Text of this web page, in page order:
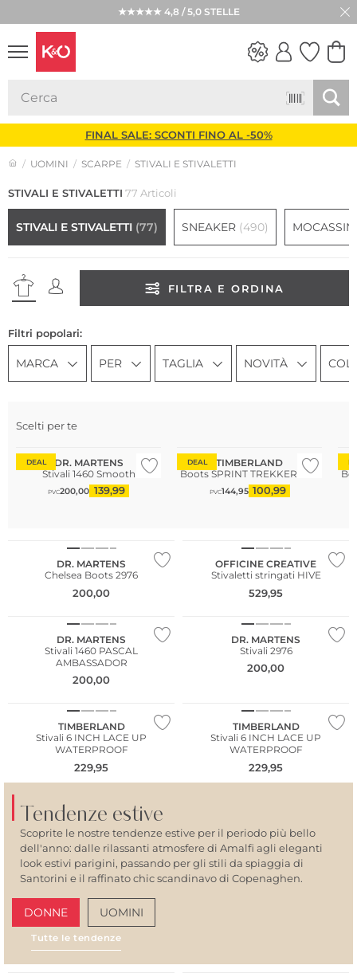
★★★★★ 4,8 / 5,0 STELLE
FINAL SALE: SCONTI FINO AL -50%
UOMINI SCARPE STIVALI E STIVALETTI
STIVALI E STIVALETTI 77 Articoli
STIVALI E STIVALETTI (77) SNEAKER (490)
FILTRA E ORDINA
Filtri popolari:
MARCA PER TAGLIA NOVITÀ
Scelti per te
DEAL
Taglie grandi
DR. MARTENS
Stivali 1460 Smooth
PVC200,00 139,99
DEAL
TIMBERLAND
Boots SPRINT TREKKER MID
PVC144,95 100,99
DR. MARTENS
Chelsea Boots 2976
200,00
OFFICINE CREATIVE
Stivaletti stringati HIVE
529,95
DR. MARTENS
Stivali 1460 PASCAL
AMBASSADOR
200,00
DR. MARTENS
Stivali 2976
200,00
TIMBERLAND
Stivali 6 INCH LACE UP
WATERPROOF
229,95
TIMBERLAND
Stivali 6 INCH LACE UP
WATERPROOF
229,95
Tendenze estive
Scoprite le nostre tendenze estive per il periodo più bello
dell'anno: dalle rilassanti atmosfere di Amalfi agli eleganti
look estivi parigini, passando per gli stili da spiaggia di
Santorini e il raffinato chic scandinavo di Copenaghen.
DONNE UOMINI
Tutte le tendenze